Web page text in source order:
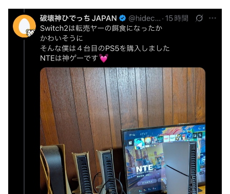
【画像】島田フミカネ先生、ひたすらエッチな絵を上げ続け
る存在になってしまう
【ウマ娘】（悲報）ナイスネイチャ、討ち取られる
【画像あり】ワイ、今更SSSS.GRIDMANを観賞するも面白
過ぎて今まで観てなかったを後悔する…
【バンダイ】「食玩」「プライズ」「ガシャポン」2026年8
月発売商品【発売スケジュール】
【悲報】AV女優さん、キモオタチー牛弱男どもの「おはよ
う」にブチギレｗｗｗ
【〈物語〉シリーズ】セガ「忍野忍」「斧乃木余接」プライ
ズフィギュア【彩色原型公開】
【画像】令和最新版のあのちゃん、可愛過ぎてワイらにブッ
刺さりまくりw w w w w w